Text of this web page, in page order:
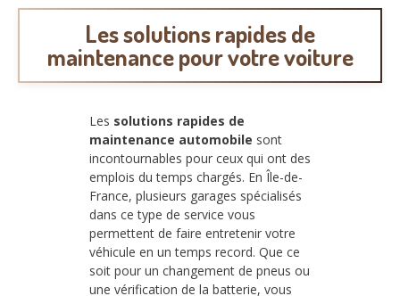
Les solutions rapides de
maintenance pour votre voiture
Les solutions rapides de
maintenance automobile sont
incontournables pour ceux qui ont des
emplois du temps chargés. En Île-de-
France, plusieurs garages spécialisés
dans ce type de service vous
permettent de faire entretenir votre
véhicule en un temps record. Que ce
soit pour un changement de pneus ou
une vérification de la batterie, vous